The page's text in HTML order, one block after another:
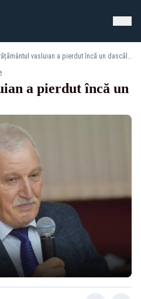
Învățământul vasluian a pierdut încă un dascăl de excepție
a pierdut încă un